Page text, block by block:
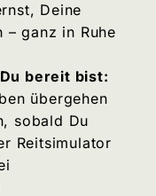
Deine
– ganz in Ruhe
bereit bist:
übergehen
sobald Du
Reitsimulator